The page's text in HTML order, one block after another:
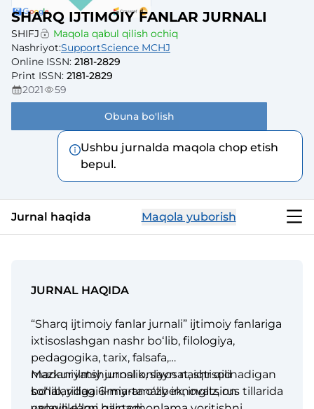
SHARQ IJTIMOIY FANLAR JURNALI
SHIFJ
Maqola qabul qilish ochiq
Nashriyot:SupportScience MCHJ
Online ISSN: 2181-2829
Print ISSN: 2181-2829
2021
59
Obuna bo'lish
Ushbu jurnalda maqola chop etish
bepul.
Jurnal haqida Maqola yuborish
JURNAL HAQIDA
“Sharq ijtimoiy fanlar jurnali” ijtimoiy fanlariga
ixtisoslashgan nashr boʻlib, filologiya,
pedagogika, tarix, falsafa,
madaniyatshunoslik, siyosat, iqtisod
sohalaridagi ilmiy-amaliy innovatsion
Mazkur ilmiy jurnal onlayn nashr qilinadigan
boʻlib, yiliga 6-marta oʻzbek, ingliz, rus tillarida